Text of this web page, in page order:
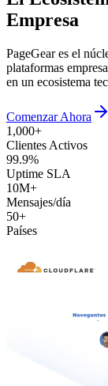
Empresa
PageGear es el
plataformas
en un ecosistema
Comenzar Ahora
1,000+
Clientes Activos
99.9%
Uptime SLA
10M+
Mensajes/día
50+
Países